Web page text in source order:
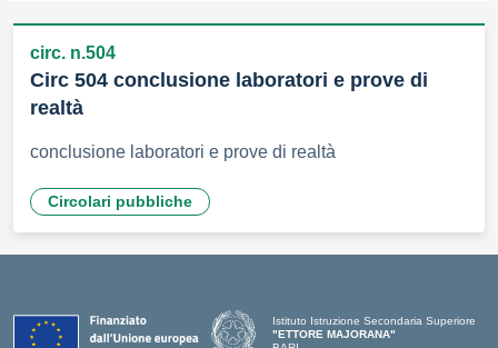
circ. n.504
Circ 504 conclusione laboratori e prove di
realtà
conclusione laboratori e prove di realtà
Circolari pubbliche
Istituto Istruzione Secondaria Superiore
"ETTORE MAJORANA"